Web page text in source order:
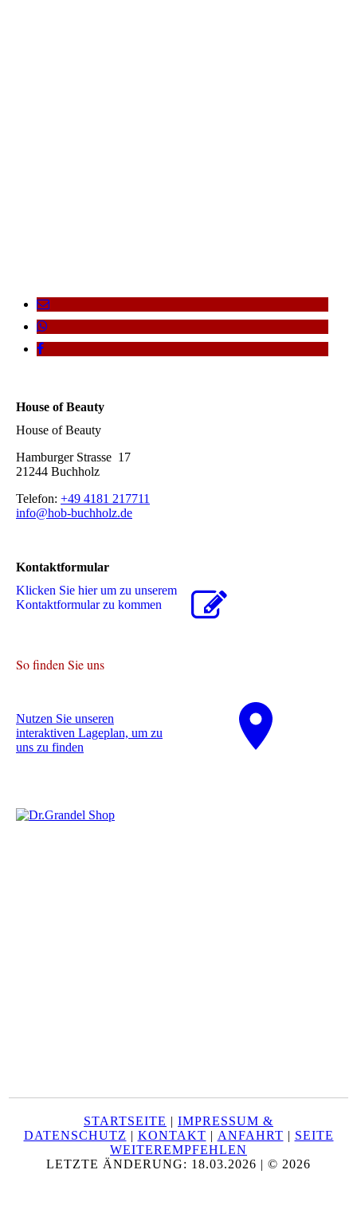
House of Beauty
House of Beauty
Hamburger Strasse 17
21244 Buchholz
Telefon: +49 4181 217711
info@hob-buchholz.de
Kontaktformular
Klicken Sie hier um zu unserem
Kon­takt­for­mu­lar zu kommen
So finden Sie uns
Nutzen Sie unseren
interaktiven La­ge­plan, um zu
uns zu finden
STARTSEITE | IMPRESSUM &
DATENSCHUTZ | KONTAKT | ANFAHRT | SEITE
WEITEREMPFEHLEN
LETZTE ÄNDERUNG: 18.03.2026 | © 2026